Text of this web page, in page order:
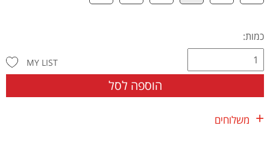
כמות:
הוספה לסל
MY LIST
משלוחים